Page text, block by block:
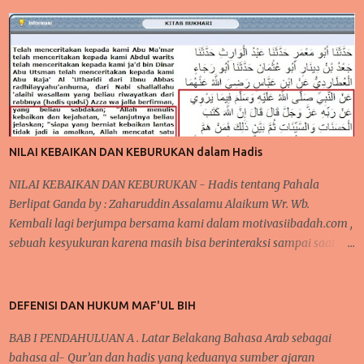
mereka tetap penasaran menanti kedatangan makanan bergizi
mendapat cemoohan publik karena beberapa kasus di beritakan
bahwa ada yang tidak beres pada makanan yang disediakan
sehingga sempat dilaporkan berdampak buruk bagi kesehatan
anak yang mengkomsumsinya. pada akhirnya di beritakan bahwa
orang yang memakannya menjadi jatuh sakit sehingga dikatakan
keracunan makanan dari makanan yang disalurkan dari MBG .
Meski demikian, MBG tetap berjal...
NILAI KEBAIKAN DAN KEBURUKAN dalam Hadis
NILAI KEBAIKAN DAN KEBURUKAN - Hadis tentang Pahala
Berlipat Ganda by : Zaharuddin Assalamu Alaikum Wr. Wb.
Kembali lagi berjumpa bersama kami dalam motivasiibadah.com ,
sebuah kesyukuran karena masih bisa berinteraksi sampai saat
kebaikan dan menjauhkan kita dari jalan keburukan. Pada
konsistensi dalam beribadah, baik dari segi mengontrol mindset
dan niat dalam beribadah, begitupula karena faktor kebiasaan
DEFENISI DAN HUKUM MAF'UL BIH
BAB I PENDAHULUAN A . Latar Belakang Bahasa Arab sebagai
bahasa al- Qur’an dan hadis yang keduanya sumber ajaran